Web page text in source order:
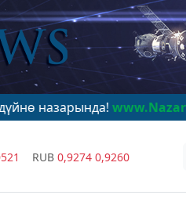
www.NazarNews.kg
RUB 0,9274 0,9260